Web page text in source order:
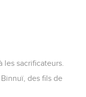
les sacrificateurs.
des fils de